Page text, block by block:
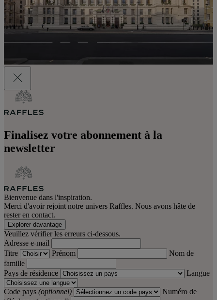
Finalisez votre abonnement à la
newsletter
Bienvenue dans l'inspiration.
Merci d'avoir rejoint notre univers Raffles. Nous avons hâte de
rester en contact.
Explorer davantage
Veuillez vérifier les erreurs ci-dessous.
Adresse e-mail
Titre
Prénom
Nom de
famille
Pays de résidence
Langue
Code pays (optionnel)
Numéro de